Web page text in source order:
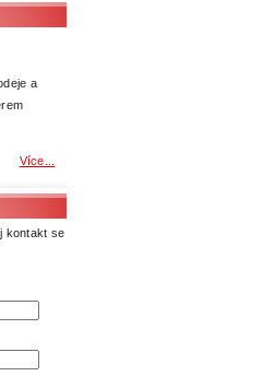
a
Více...
kontakt se